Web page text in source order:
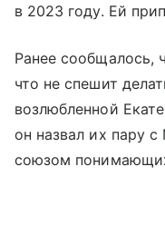
в 2023 году. Ей
Ранее сообщалось,
что не спешит
возлюбленной
он назвал их пару
союзом